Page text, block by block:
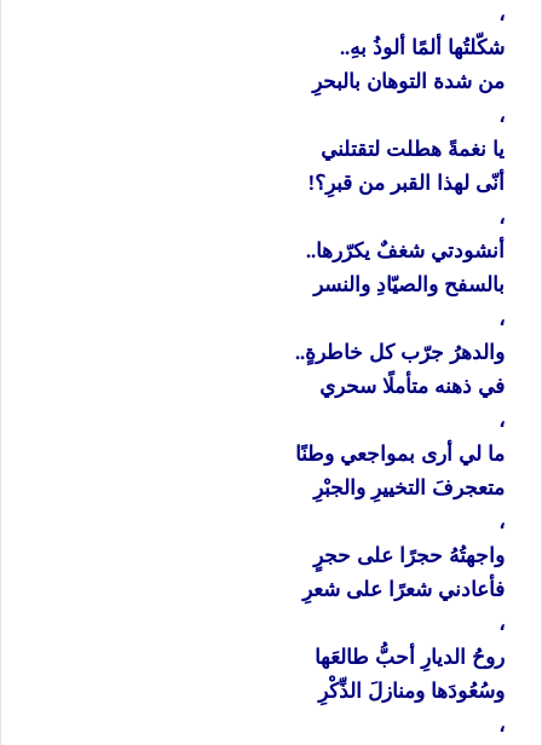
،
شكّلتُها ألمًا ألوذُ بهِ..
من شدة التوهان بالبحرِ
،
يا نغمةً هطلت لتقتلني
أنّى لهذا القبر من قبرِ؟!
،
أنشودتي شغفٌ يكرّرها..
بالسفح والصيّادِ والنسر
،
والدهرُ جرّب كل خاطرةٍ..
في ذهنه متأملًا سحري
،
ما لي أرى بمواجعي وطنًا
متعجرفَ التخييرِ والجبْرِ
،
واجهتُهُ حجرًا على حجرٍ
فأعادني شعرًا على شعرِ
،
روحُ الديارِ أحبُّ طالعَها
وسُعُودَها ومنازلَ الذِّكْرِ
،